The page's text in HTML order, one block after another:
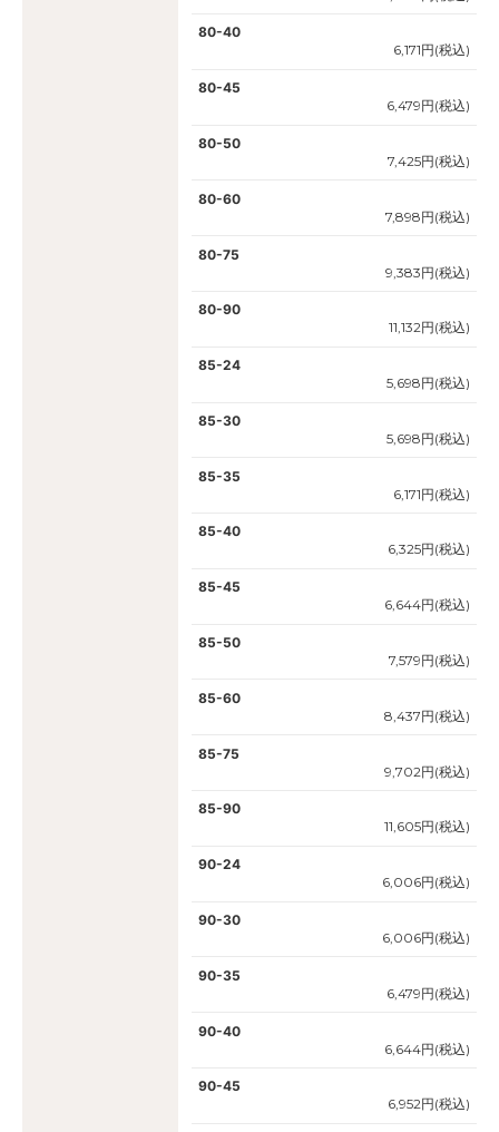
80-40
6,171円(税込)
80-45
6,479円(税込)
80-50
7,425円(税込)
80-60
7,898円(税込)
80-75
9,383円(税込)
80-90
11,132円(税込)
85-24
5,698円(税込)
85-30
5,698円(税込)
85-35
6,171円(税込)
85-40
6,325円(税込)
85-45
6,644円(税込)
85-50
7,579円(税込)
85-60
8,437円(税込)
85-75
9,702円(税込)
85-90
11,605円(税込)
90-24
6,006円(税込)
90-30
6,006円(税込)
90-35
6,479円(税込)
90-40
6,644円(税込)
90-45
6,952円(税込)